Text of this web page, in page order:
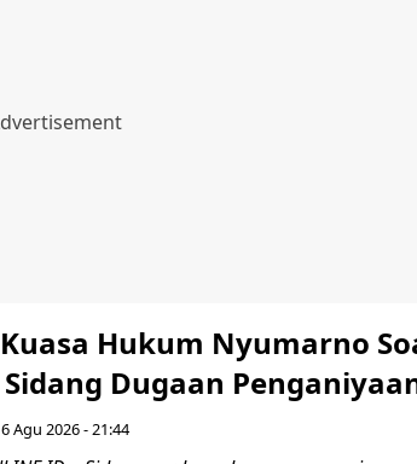
Hukum Nyumarno
Dugaan
Agu 2026 - 21:44